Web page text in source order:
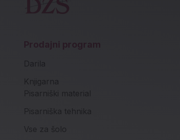
Prodajni program
Darila
Knjigarna
Pisarniški material
Pisarniška tehnika
Vse za šolo